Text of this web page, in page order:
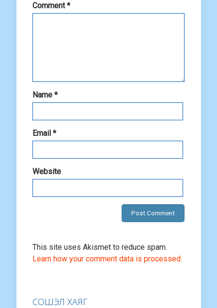
Comment*
Name *
Email *
Website
This site uses Akismet to reduce spam.
Learn how your comment data is processed.
СОШЭЛ ХАЯГ